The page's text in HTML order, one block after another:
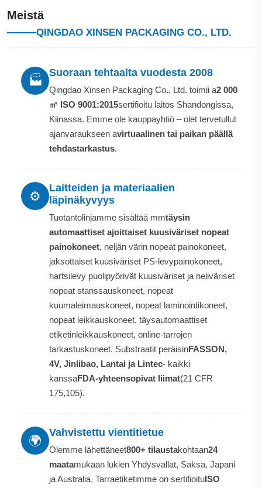
Meistä
QINGDAO XINSEN PACKAGING CO., LTD.
🏭
Suoraan tehtaalta vuodesta 2008
Qingdao Xinsen Packaging Co., Ltd. toimii a2 000
㎡ ISO 9001:2015sertifioitu laitos Shandongissa,
Kiinassa. Emme ole kauppayhtiö – olet tervetullut
ajanvaraukseen avirtuaalinen tai paikan päällä
tehdastarkastus.
⚙️
Laitteiden ja materiaalien
läpinäkyvyys
Tuotantolinjamme sisältää mmtäysin
automaattiset ajoittaiset kuusiväriset nopeat
painokoneet, neljän värin nopeat painokoneet,
jaksottaiset kuusiväriset PS-levypainokoneet,
hartsilevy puolipyörivät kuusiväriset ja neliväriset
nopeat stanssauskoneet, nopeat
kuumaleimauskoneet, nopeat laminointikoneet,
nopeat leikkauskoneet, täysautomaattiset
etiketinleikkauskoneet, online-tarrojen
tarkastuskoneet. Substraatit peräisinFASSON,
4V, Jinlibao, Lantai ja Lintec- kaikki
kanssaFDA-yhteensopivat liimat(21 CFR
175,105).
🌍
Vahvistettu vientitietue
Olemme lähettäneet800+ tilaustakohtaan24
maatamukaan lukien Yhdysvallat, Saksa, Japani
ja Australia. Tarraetiketimme on sertifioituISO